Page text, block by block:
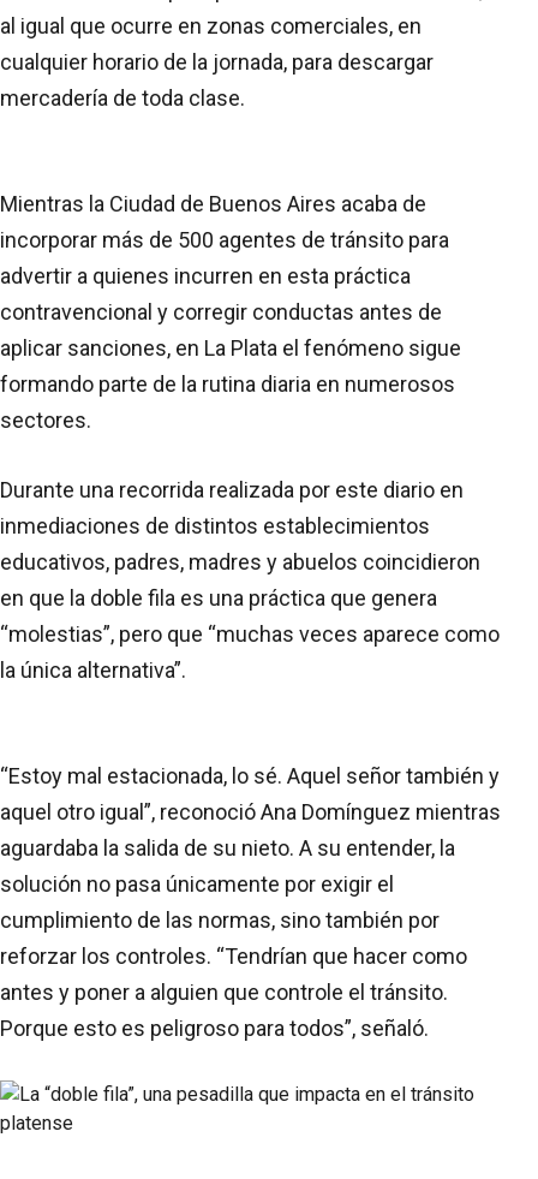
al igual que ocurre en zonas comerciales, en
cualquier horario de la jornada, para descargar
mercadería de toda clase.
Mientras la Ciudad de Buenos Aires acaba de
incorporar más de 500 agentes de tránsito para
advertir a quienes incurren en esta práctica
contravencional y corregir conductas antes de
aplicar sanciones, en La Plata el fenómeno sigue
formando parte de la rutina diaria en numerosos
sectores.
Durante una recorrida realizada por este diario en
inmediaciones de distintos establecimientos
educativos, padres, madres y abuelos coincidieron
en que la doble fila es una práctica que genera
“molestias”, pero que “muchas veces aparece como
la única alternativa”.
“Estoy mal estacionada, lo sé. Aquel señor también y
aquel otro igual”, reconoció Ana Domínguez mientras
aguardaba la salida de su nieto. A su entender, la
solución no pasa únicamente por exigir el
cumplimiento de las normas, sino también por
reforzar los controles. “Tendrían que hacer como
antes y poner a alguien que controle el tránsito.
Porque esto es peligroso para todos”, señaló.